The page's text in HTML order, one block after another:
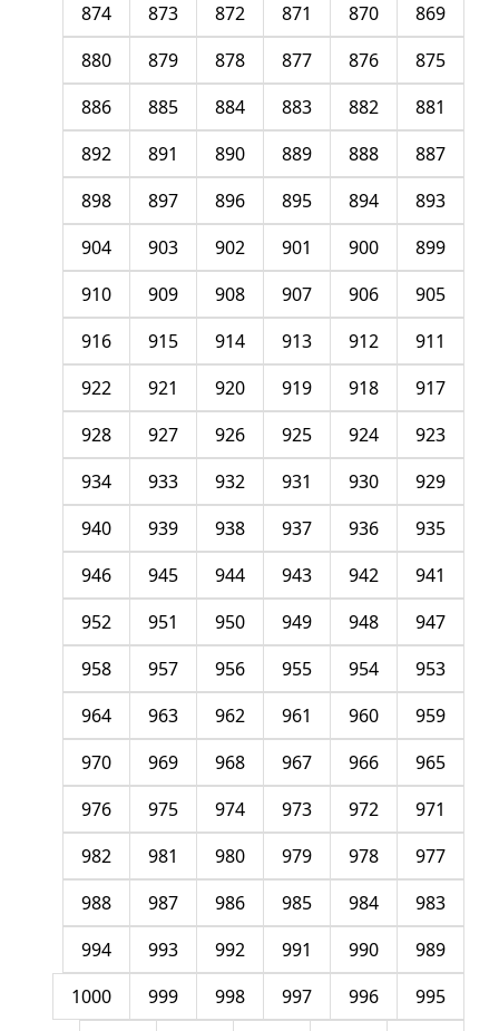
869
870
871
872
873
874
875
876
877
878
879
880
881
882
883
884
885
886
887
888
889
890
891
892
893
894
895
896
897
898
899
900
901
902
903
904
905
906
907
908
909
910
911
912
913
914
915
916
917
918
919
920
921
922
923
924
925
926
927
928
929
930
931
932
933
934
935
936
937
938
939
940
941
942
943
944
945
946
947
948
949
950
951
952
953
954
955
956
957
958
959
960
961
962
963
964
965
966
967
968
969
970
971
972
973
974
975
976
977
978
979
980
981
982
983
984
985
986
987
988
989
990
991
992
993
994
995
996
997
998
999
1000